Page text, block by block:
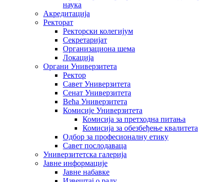
наука
Акредитација
Ректорат
Ректорски колегијум
Секретаријат
Организациона шема
Локација
Органи Универзитета
Ректор
Савет Универзитета
Сенат Универзитета
Већа Универзитета
Комисије Универзитета
Комисија за претходна питања
Комисија за обезбеђење квалитета
Одбор за професионалну етику
Савет послодаваца
Универзитетска галерија
Јавне информације
Јавне набавке